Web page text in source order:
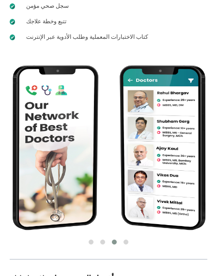
سجل صحي مؤمن
تتبع وخطة علاجك
كتاب الاختبارات المعملية وطلب الأدوية عبر الإنترنت